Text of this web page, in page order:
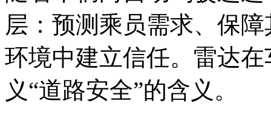
层：预测乘员需求、保
环境中建立信任。雷达
义“道路安全”的含义。